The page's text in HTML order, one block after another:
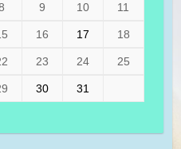
9 10 11
16 17 18
23 24 25
30
31